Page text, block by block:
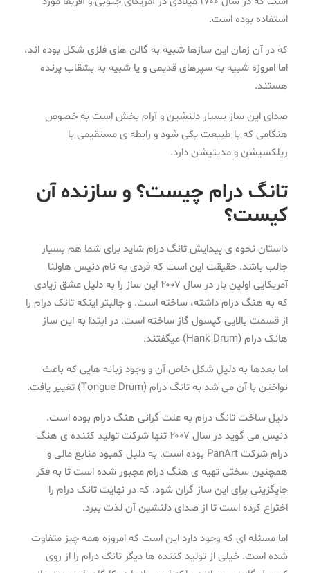
استفاده بوده است.
که در آن زمان این سازها شبیه به گالن های فلزی شکل بوده اند،
اما امروزه شبیه به سپرهای قدیمی و یا شبیه به بشقاب پرنده
هستند.
صدای این ساز بسیار دلنشین و آرام بخش است به خصوص
هنگامی که با طبیعت یکی شود و رابطه ی مستقیمی با
ریلکسیشن و مدیتیشن دارد.
تانگ درام چیست؟ و سازنده آن
کیست؟
داستان نحوه ی پیدایش تانگ درام شاید برای شما هم بسیار
جالب باشد. حقیقت این است که فردی به نام دنیس هاولنا
آمریکایی اولین بار در سال ۲۰۰۷ این ساز را به دلیل عشق زیادی
که به هنگ درام داشته، ساخته است. و جالبتر اینکه تانک درام را
از قسمت بالایی کپسول گاز ساخته است. در ابتدا به این ساز
هانک درام (Hank Drum) میگفتند.
اما بعدها به دلیل شکل خاص آن و وجود زبانه هایی که باعث
نواختن با آن می شد به تانگ درام (Tongue Drum) تغییر یافت.
دلیل ساخت تانگ درام به علت گرانی هنگ درام بوده است.
دنیس می گوید در سال ۲۰۰۷ تنها شرکت تولید کننده ی هنگ
درام شرکت PanArt بوده است. به دلیل کمبود منابع مالی و
همچنین سختی تهیه ی هنگ درام مجبور شده است تا به فکر
جایگزینی برای این ساز گران شود. که در نهایت تانک درام را
اختراع کرده است تا از صدای دلنشین آن لذت ببرد.
اما مسئله ای که وجود دارد این است که امروزه همه چیز متفاوت
شده است. خیلی از تولید کننده ها دیگر تانک درام را از روی